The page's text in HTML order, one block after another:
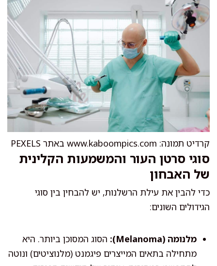
קרדיט תמונה: www.kaboompics.com באתר PEXELS
סוגי סרטן העור והמשמעות הקלינית
של האבחון
כדי להבין את עילת הרשלנות, יש להבחין בין סוגי
הגידולים השונים:
מלנומה (Melanoma):
הסוג המסוכן ביותר. היא
מתחילה בתאים המייצרים פיגמנט (מלנוציטים) ונוטה